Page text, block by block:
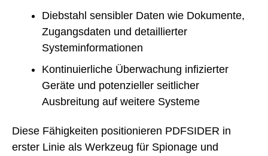
Diebstahl sensibler Daten wie Dokumente,
Zugangsdaten und detaillierter
Systeminformationen
Kontinuierliche Überwachung infizierter
Geräte und potenzieller seitlicher
Ausbreitung auf weitere Systeme
Diese Fähigkeiten positionieren PDFSIDER in
erster Linie als Werkzeug für Spionage und